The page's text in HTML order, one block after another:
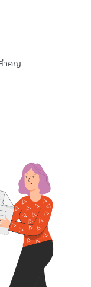
ำคัญ